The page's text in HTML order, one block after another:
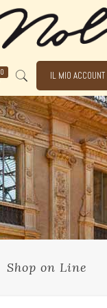
0 IL MIO ACCOUNT
Shop on Line